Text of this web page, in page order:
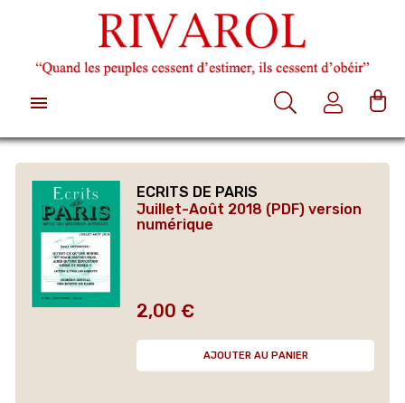

ECRITS DE PARIS
Juillet-Août 2018 (PDF) version
numérique
Prix
2,00 €
AJOUTER AU PANIER